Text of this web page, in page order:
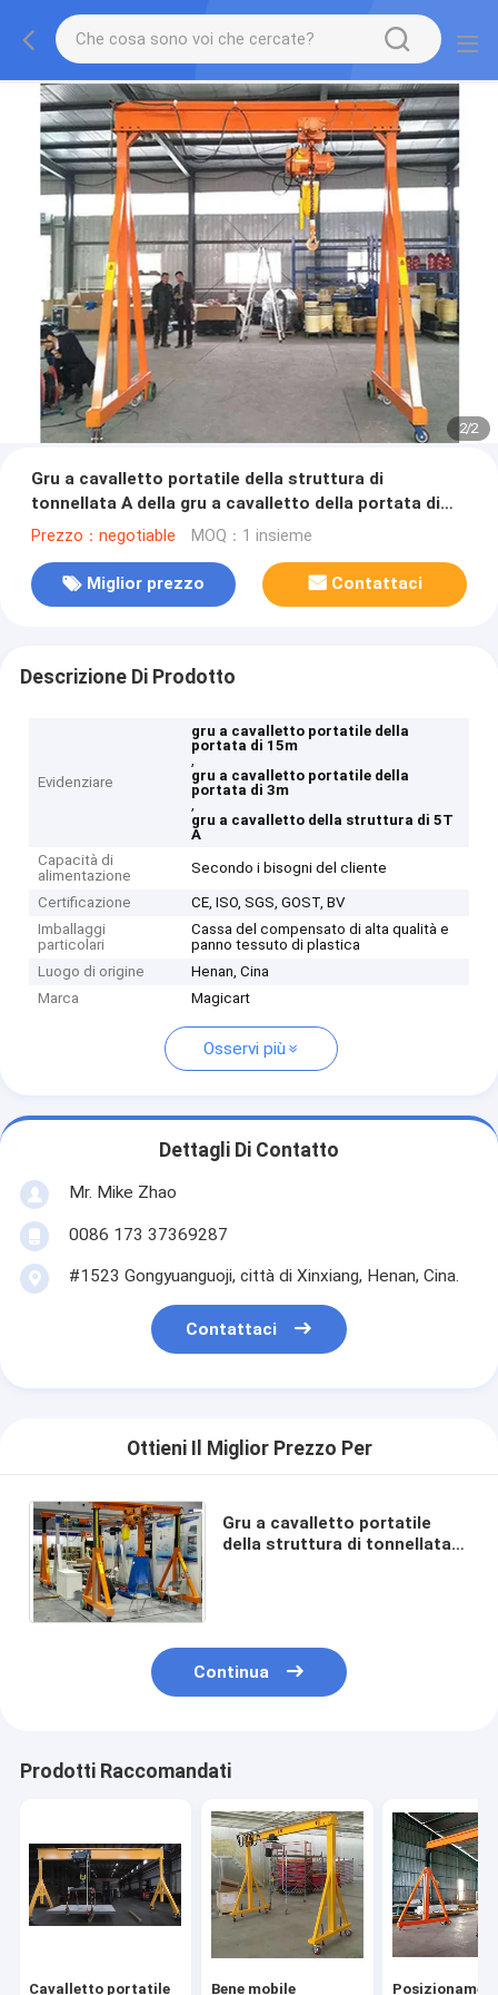
2/2
Gru a cavalletto portatile della struttura di
tonnellata A della gru a cavalletto della portata di
15m - di 3m 5
Prezzo：negotiable MOQ：1 insieme
Miglior prezzo Contattaci
Descrizione Di Prodotto
Evidenziare
gru a cavalletto portatile della
portata di 15m
,
gru a cavalletto portatile della
portata di 3m
,
gru a cavalletto della struttura di 5T
A
Capacità di
alimentazione
Secondo i bisogni del cliente
Certificazione
CE, ISO, SGS, GOST, BV
Imballaggi
particolari
Cassa del compensato di alta qualità e
panno tessuto di plastica
Luogo di origine
Henan, Cina
Marca
Magicart
Osservi più
Dettagli Di Contatto
Mr. Mike Zhao
0086 173 37369287
#1523 Gongyuanguoji, città di Xinxiang, Henan, Cina.
Contattaci
Ottieni Il Miglior Prezzo Per
Gru a cavalletto portatile
della struttura di tonnellata A
Continua
Prodotti Raccomandati
Cavalletto portatile Bene mobile